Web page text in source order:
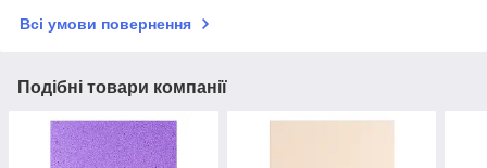
Всі умови повернення
Подібні товари компанії